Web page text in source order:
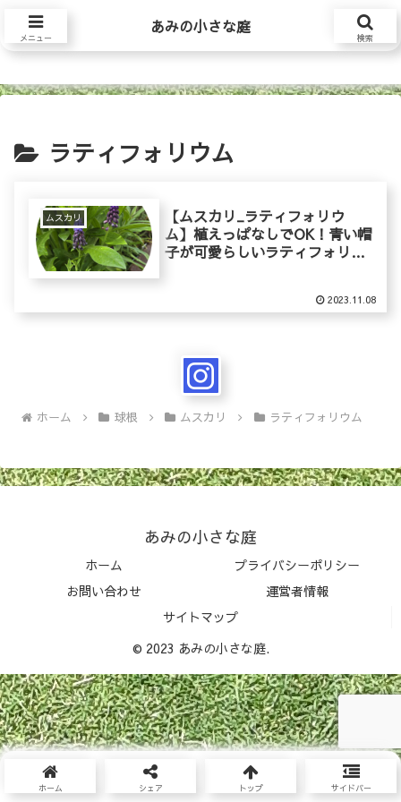
あみの小さな庭
ラティフォリウム
ムスカリ
【ムスカリ_ラティフォリウ
ム】植えっぱなしでOK！青い帽
子が可愛らしいラティフォリウ
2023.11.08
ホーム 球根 ムスカリ ラティフォリウム
あみの小さな庭
ホーム
プライバシーポリシー
お問い合わせ
運営者情報
サイトマップ
© 2023 あみの小さな庭.
メニュー
あみの小さな庭
検索
ホーム シェア トップ サイドバー